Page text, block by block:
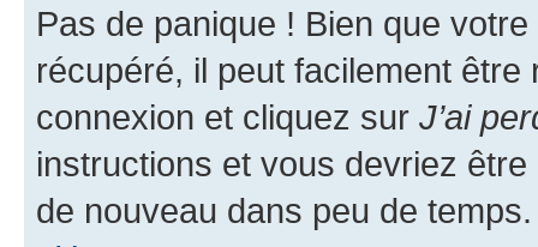
Pas de panique ! Bien que
récupéré, il peut facilement
connexion et cliquez sur J’ai
instructions et vous devriez
de nouveau dans peu de temps.